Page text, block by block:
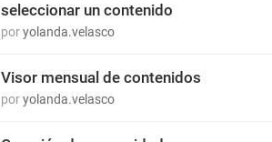
seleccionar un contenido
poryolanda.velasco
Visor mensual de contenidos
poryolanda.velasco